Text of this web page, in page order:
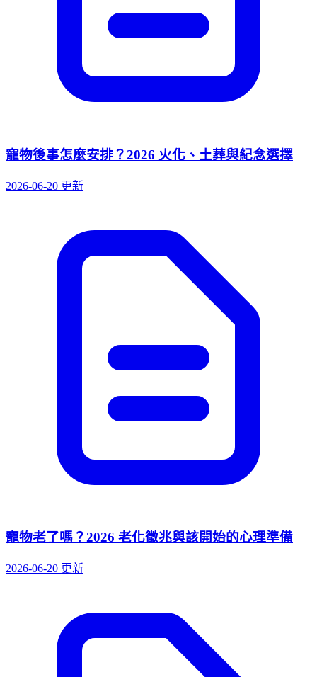
寵物後事怎麼安排？2026 火化、土葬與紀念選擇
2026-06-20 更新
寵物老了嗎？2026 老化徵兆與該開始的心理準備
2026-06-20 更新